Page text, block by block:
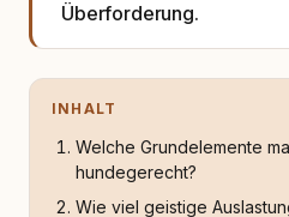
Überforderung.
INHALT
Welche Grundelemente
hundegerecht?
Wie viel geistige